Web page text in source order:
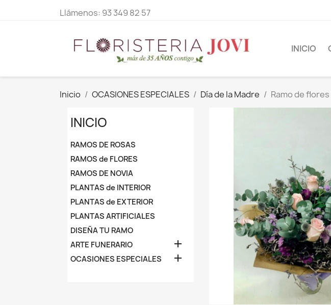
Llámenos: 93 349 82 57
INICIO
Inicio OCASIONES ESPECIALES Día de la Madre Ramo de
INICIO
RAMOS DE ROSAS
RAMOS de FLORES
RAMOS DE NOVIA
PLANTAS de INTERIOR
PLANTAS de EXTERIOR
PLANTAS ARTIFICIALES
DISEÑA TU RAMO
ARTE FUNERARIO

OCASIONES ESPECIALES 